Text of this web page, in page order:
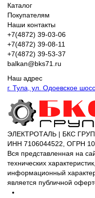
Каталог
Покупателям
Наши контакты
+7(4872) 39-03-06
+7(4872) 39-08-11
+7(4872) 39-53-37
balkan@bks71.ru
Наш адрес
г. Тула, ул. Одоевское
ЭЛЕКТРОТАЛЬ | БКС
ИНН 7106044522, ОГРН
Вся представленная на
технических
информационный
является публичной